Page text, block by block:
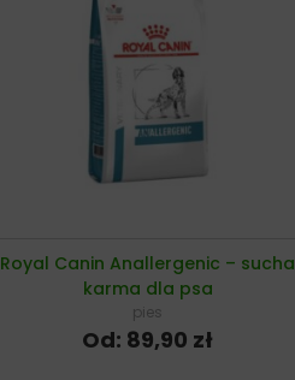
Royal Canin Anallergenic – sucha
karma dla psa
pies
Od: 89,90 zł